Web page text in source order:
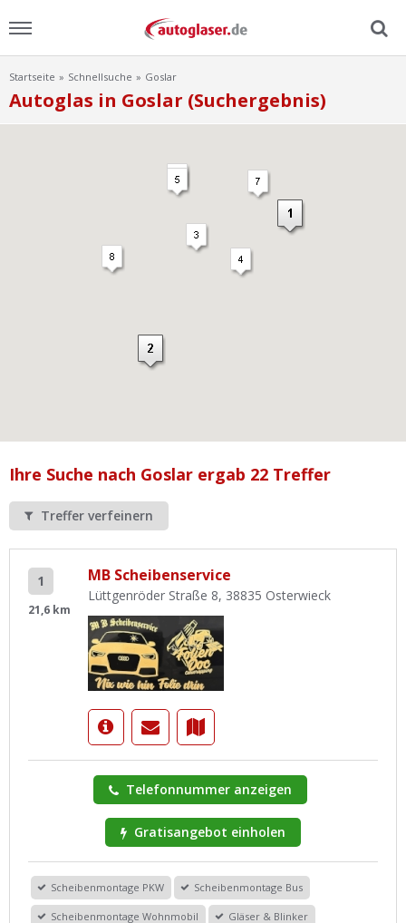
Home
Scheibensuche
Werkstatt Login
Startseite Schnellsuche Goslar
Autoglas in Goslar (Suchergebnis)
Ihre Suche nach Goslar ergab 22 Treffer
Treffer verfeinern
1
21,6 km
MB Scheibenservice
Lüttgenröder Straße 8, 38835 Osterwieck
Telefonnummer anzeigen
Gratisangebot einholen
Scheibenmontage PKW Scheibenmontage Bus
Scheibenmontage Wohnmobil Gläser & Blinker